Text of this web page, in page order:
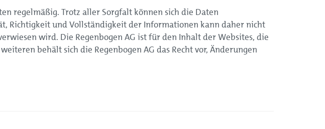
regelmäßig. Trotz aller Sorgfalt können sich die Daten
Richtigkeit und Vollständigkeit der Informationen kann daher nicht
wird. Die Regenbogen AG ist für den Inhalt der Websites, die
behält sich die Regenbogen AG das Recht vor, Änderungen